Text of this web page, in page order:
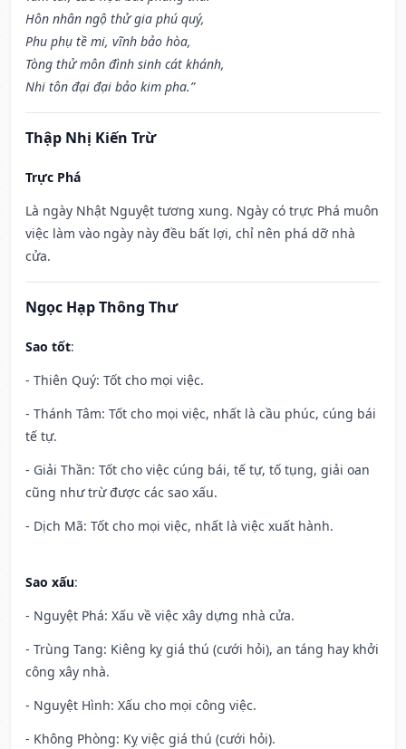
Hôn nhân ngộ thử gia phú quý,
Phu phụ tề mi, vĩnh bảo hòa,
Tòng thử môn đình sinh cát khánh,
Nhi tôn đại đại bảo kim pha.”
Thập Nhị Kiến Trừ
Trực Phá
Là ngày Nhật Nguyệt tương xung. Ngày có trực Phá muôn
việc làm vào ngày này đều bất lợi, chỉ nên phá dỡ nhà
cửa.
Ngọc Hạp Thông Thư
Sao tốt:
- Thiên Quý: Tốt cho mọi việc.
- Thánh Tâm: Tốt cho mọi việc, nhất là cầu phúc, cúng bái
tế tự.
- Giải Thần: Tốt cho việc cúng bái, tế tự, tố tụng, giải oan
cũng như trừ được các sao xấu.
- Dịch Mã: Tốt cho mọi việc, nhất là việc xuất hành.
Sao xấu:
- Nguyệt Phá: Xấu về việc xây dựng nhà cửa.
- Trùng Tang: Kiêng kỵ giá thú (cưới hỏi), an táng hay khởi
công xây nhà.
- Nguyệt Hình: Xấu cho mọi công việc.
- Không Phòng: Kỵ việc giá thú (cưới hỏi).